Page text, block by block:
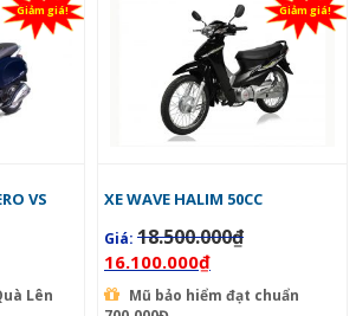
Giảm giá!
VS
Lên
Giảm giá!
XE WAVE HALIM 50CC
Giá: 18.500.000₫
16.100.000₫
Mũ bảo hiểm đạt chuẩn